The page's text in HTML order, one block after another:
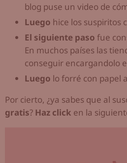
blog puse un video de
Luego hice los suspiritos
El siguiente paso fue
En muchos países las
conseguir encargandolo
Luego lo forré con papel
Por cierto, ¿ya sabes que al
gratis? Haz click en la